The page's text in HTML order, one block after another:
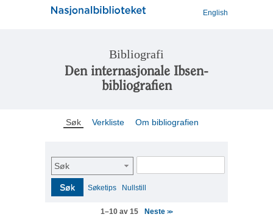
English
Bibliografi
Den internasjonale Ibsen-
bibliografien
Søk Verkliste Om bibliografien
Søk
Søk Søketips Nullstill
1–10 av 15 Neste>>